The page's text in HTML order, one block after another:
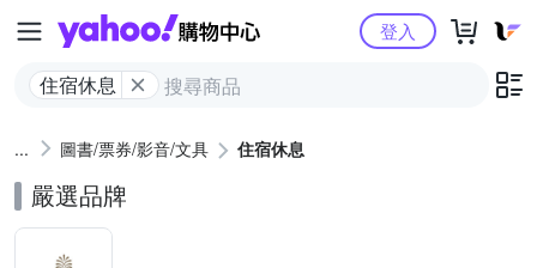
Yahoo購物中心
住宿休息
登入
圖書/票券/影音/文具 住宿休息
嚴選品牌